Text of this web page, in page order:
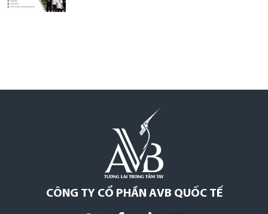
CÔNG TY CỔ PHẦN AVB QUỐC TẾ